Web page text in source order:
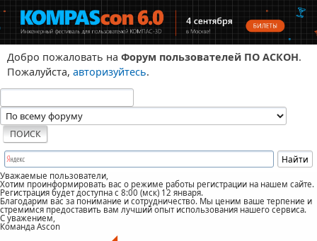
Добро пожаловать на Форум пользователей ПО АСКОН.
Пожалуйста, авторизуйтесь.
Уважаемые пользователи,
Хотим проинформировать вас о режиме работы регистрации на нашем сайте.
Регистрация будет доступна с 8:00 (мск) 12 января.
Благодарим вас за понимание и сотрудничество. Мы ценим ваше терпение и
стремимся предоставить вам лучший опыт использования нашего сервиса.
С уважением,
Команда Ascon